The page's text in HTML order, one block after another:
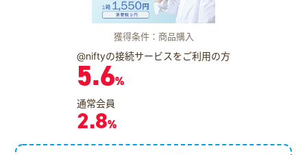
獲得条件：商品購入
@niftyの接続サービスをご利用の方
5.6%
通常会員
2.8%